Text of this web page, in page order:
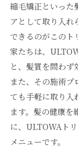
縮毛矯正といった
アとして取り入れ
できるのがこのト
家たちは、
と、髪質を問わず
また、その施術プ
ても手軽に取り入
ます。髪の健康を
に、ULTOWAト
メニューです。